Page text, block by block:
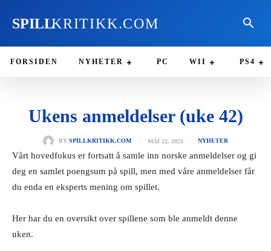
SPILLKRITIKK.COM
FORSIDEN NYHETER PC WII PS4
Ukens anmeldelser (uke 42)
BY SPILLKRITIKK.COM MAI 22, 2021 NYHETER
Vårt hovedfokus er fortsatt å samle inn norske anmeldelser og gi
deg en samlet poengsum på spill, men med våre anmeldelser får
du enda en eksperts mening om spillet.
Her har du en oversikt over spillene som ble anmeldt denne
uken.